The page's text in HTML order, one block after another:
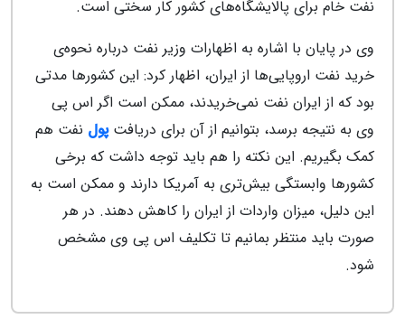
نفت خام برای پالایشگاه‌های کشور کار سختی است.
وی در پایان با اشاره به اظهارات وزیر نفت درباره نحوه‌ی
خرید نفت اروپایی‌ها از ایران، اظهار کرد: این کشورها مدتی
بود که از ایران نفت نمی‌خریدند، ممکن است اگر اس پی
وی به نتیجه برسد، بتوانیم از آن برای دریافتپول نفت هم
کمک بگیریم. این نکته را هم باید توجه داشت که برخی
کشورها وابستگی بیش‌تری به آمریکا دارند و ممکن است به
این دلیل، میزان واردات از ایران را کاهش دهند. در هر
صورت باید منتظر بمانیم تا تکلیف اس پی وی مشخص
شود.